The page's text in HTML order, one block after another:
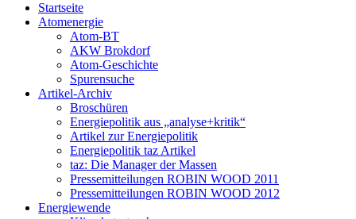
Startseite
Atomenergie
Atom-BT
AKW Brokdorf
Atom-Geschichte
Spurensuche
Artikel-Archiv
Broschüren
Energiepolitik aus „analyse+kritik“
Artikel zur Energiepolitik
Energiepolitik taz Artikel
taz: Die Manager der Massen
Pressemitteilungen ROBIN WOOD 2011
Pressemitteilungen ROBIN WOOD 2012
Energiewende